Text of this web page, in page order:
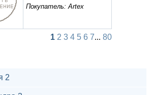
Покупатель: Artex
1 2 3 4 5 6 7... 80
2